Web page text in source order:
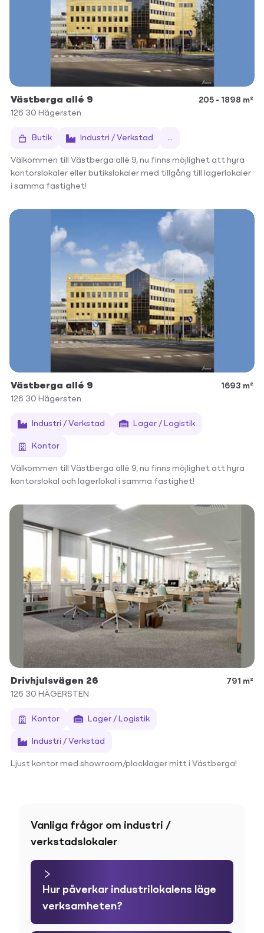
Västberga allé 9
205 - 1898 m²
126 30 Hägersten
Butik Industri / Verkstad ...
Välkommen till Västberga allé 9, nu finns möjlighet att hyra
kontorslokaler eller butikslokaler med tillgång till lagerlokaler
i samma fastighet!
Västberga allé 9
1693 m²
126 30 Hägersten
Industri / Verkstad Lager / Logistik
Kontor
Välkommen till Västberga allé 9, nu finns möjlighet att hyra
kontorslokal och lagerlokal i samma fastighet!
Drivhjulsvägen 26
791 m²
126 30 HÄGERSTEN
Kontor Lager / Logistik
Industri / Verkstad
Ljust kontor med showroom/plocklager mitt i Västberga!
Vanliga frågor om industri /
verkstadslokaler
Hur påverkar industrilokalens läge
verksamheten?